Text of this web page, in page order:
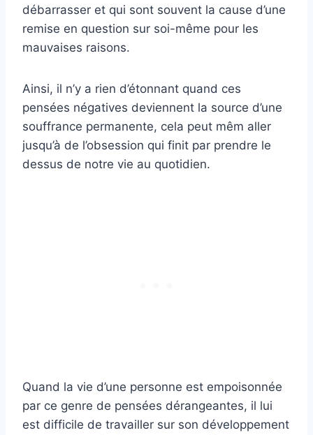
débarrasser et qui sont souvent la cause d’une
remise en question sur soi-même pour les
mauvaises raisons.
Ainsi, il n’y a rien d’étonnant quand ces
pensées négatives deviennent la source d’une
souffrance permanente, cela peut mêm aller
jusqu’à de l’obsession qui finit par prendre le
dessus de notre vie au quotidien.
Quand la vie d’une personne est empoisonnée
par ce genre de pensées dérangeantes, il lui
est difficile de travailler sur son développement